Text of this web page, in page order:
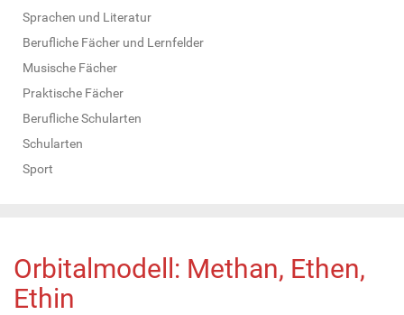
Sprachen und Literatur
Berufliche Fächer und Lernfelder
Musische Fächer
Praktische Fächer
Berufliche Schularten
Schularten
Sport
Orbitalmodell: Methan, Ethen,
Ethin